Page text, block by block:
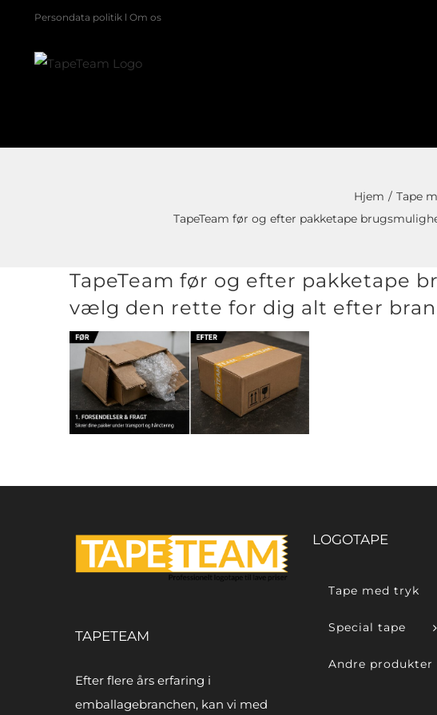
content
Persondata politikl Om os
Hjem
Tape
TapeTeam før og efter pakketape
TapeTeam før og efter pakketape
vælg den rette for dig alt efter
TAPETEAM
Efter flere års erfaring i
emballagebranchen, kan vi med
LOGOTAPE
Tape med tryk
Special tape
Andre produkter